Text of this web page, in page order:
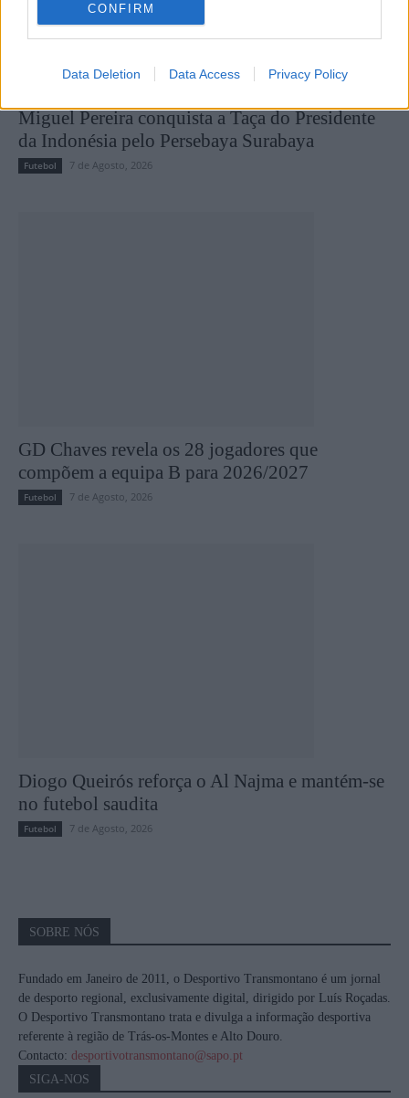
CONFIRM
Data Deletion Data Access Privacy Policy
Miguel Pereira conquista a Taça do Presidente
da Indonésia pelo Persebaya Surabaya
Futebol 7 de Agosto, 2026
GD Chaves revela os 28 jogadores que
compõem a equipa B para 2026/2027
Futebol 7 de Agosto, 2026
Diogo Queirós reforça o Al Najma e mantém-se
no futebol saudita
Futebol 7 de Agosto, 2026
SOBRE NÓS
Fundado em Janeiro de 2011, o Desportivo Transmontano é um jornal
de desporto regional, exclusivamente digital, dirigido por Luís Roçadas.
O Desportivo Transmontano trata e divulga a informação desportiva
referente à região de Trás-os-Montes e Alto Douro.
Contacto: desportivotransmontano@sapo.pt
SIGA-NOS